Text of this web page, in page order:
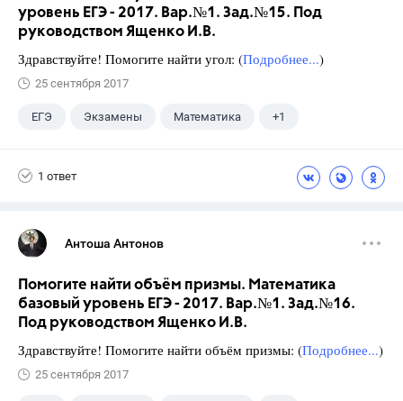
уровень ЕГЭ - 2017. Вар.№1. Зад.№15. Под
руководством Ященко И.В.
Здравствуйте! Помогите найти угол: (Подробнее...)
25 сентября 2017
ЕГЭ Экзамены Математика +1
1 ответ
Антоша Антонов
Помогите найти объём призмы. Математика
базовый уровень ЕГЭ - 2017. Вар.№1. Зад.№16.
Под руководством Ященко И.В.
Здравствуйте! Помогите найти объём призмы: (Подробнее...)
25 сентября 2017